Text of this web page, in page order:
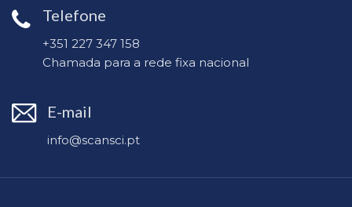
Telefone
+351 227 347 158
Chamada para a rede fixa nacional
E-mail
info@scansci.pt